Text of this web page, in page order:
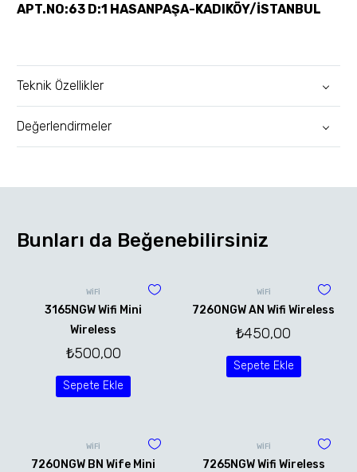
APT.NO:63 D:1 HASANPAŞA-KADIKÖY/İSTANBUL
Teknik Özellikler
Değerlendirmeler
Bunları da Beğenebilirsiniz
WİFİ
3165NGW Wifi Mini
Wireless
₺500,00
Sepete Ekle
WİFİ
7260NGW AN Wifi Wireless
₺450,00
Sepete Ekle
WİFİ
7260NGW BN Wife Mini
WİFİ
7265NGW Wifi Wireless